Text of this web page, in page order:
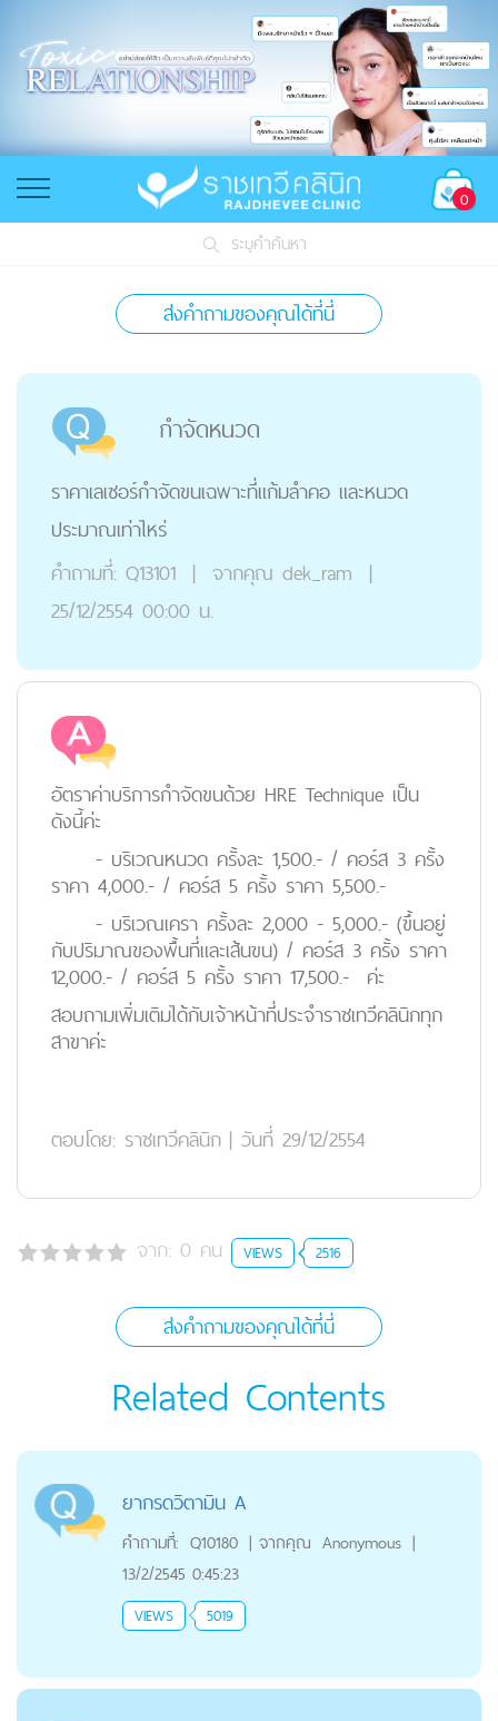
0
ระบุคำค้นหา
ส่งคำถามของคุณได้ที่นี่
กำจัดหนวด
ราคาเลเซอร์กำจัดขนเฉพาะที่แก้มลำคอ และหนวด
ประมาณเท่าไหร่
คำถามที่: Q13101 | จากคุณ dek_ram |
25/12/2554 00:00 น.
อัตราค่าบริการกำจัดขนด้วย HRE Technique เป็น
ดังนี้ค่ะ
- บริเวณหนวด ครั้งละ 1,500.- / คอร์ส 3 ครั้ง
ราคา 4,000.- / คอร์ส 5 ครั้ง ราคา 5,500.-
- บริเวณเครา ครั้งละ 2,000 - 5,000.- (ขึ้นอยู่
กับปริมาณของพื้นที่และเส้นขน) / คอร์ส 3 ครั้ง ราคา
12,000.- / คอร์ส 5 ครั้ง ราคา 17,500.- ค่ะ
สอบถามเพิ่มเติมได้กับเจ้าหน้าที่ประจำราชเทวีคลินิกทุก
สาขาค่ะ
ตอบโดย: ราชเทวีคลินิก | วันที่ 29/12/2554
จาก: 0 คน VIEWS 2516
ส่งคำถามของคุณได้ที่นี่
Related Contents
ยากรดวิตามิน A
คำถามที่: Q10180 | จากคุณ Anonymous |
13/2/2545 0:45:23
VIEWS 5019